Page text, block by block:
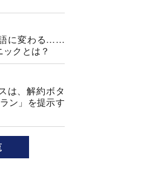
語に変わる……
クとは？
は、解約ボタ
ン」を提示す